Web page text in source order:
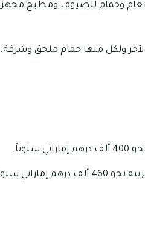
وحمام للضيوف ومطبخ مجهز
لآخر ولكل منها حمام ملحق وشرفة.